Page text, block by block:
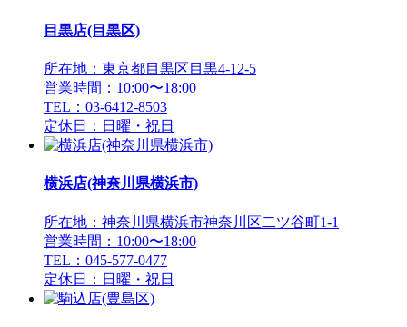
目黒店(目黒区)
所在地：東京都目黒区目黒4-12-5
営業時間：10:00〜18:00
TEL：03-6412-8503
定休日：日曜・祝日
横浜店(神奈川県横浜市)
所在地：神奈川県横浜市神奈川区二ツ谷町1-1
営業時間：10:00〜18:00
TEL：045-577-0477
定休日：日曜・祝日